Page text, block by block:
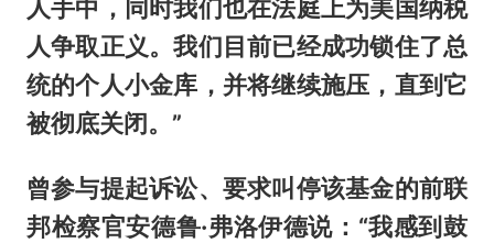
人手中，同时我们也在法庭上为美国纳税
人争取正义。我们目前已经成功锁住了总
统的个人小金库，并将继续施压，直到它
被彻底关闭。”
曾参与提起诉讼、要求叫停该基金的前联
邦检察官安德鲁·弗洛伊德说：“我感到鼓